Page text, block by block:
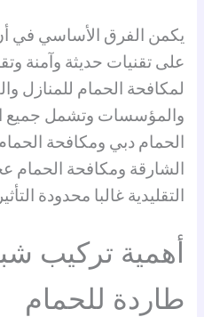
يكمن الفرق الأساسي في أن
على تقنيات حديثة وآمنة
لمكافحة الحمام للمنازل
والمؤسسات وتشمل جميع
الحمام دبي ومكافحة
الشارقة ومكافحة الحمام
التقليدية غالبا محدودة
أهمية تركيب
طاردة للحمام